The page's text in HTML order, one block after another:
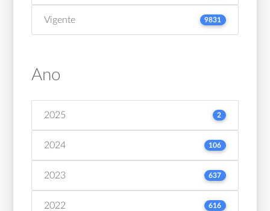
Vigente 9831
Ano
2025 2
2024 106
2023 637
2022 616